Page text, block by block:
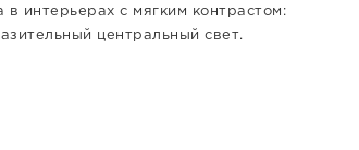
интерьерах с мягким контрастом:
центральный свет.